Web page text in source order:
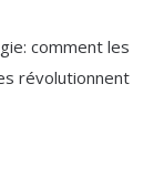
comment les
révolutionnent